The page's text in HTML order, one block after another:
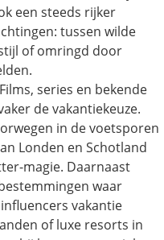
een steeds rijker
tussen wilde
of omringd door
Films, series en bekende
de vakantiekeuze.
in de voetsporen
Londen en Schotland
magie. Daarnaast
waar
vakantie
of luxe resorts in